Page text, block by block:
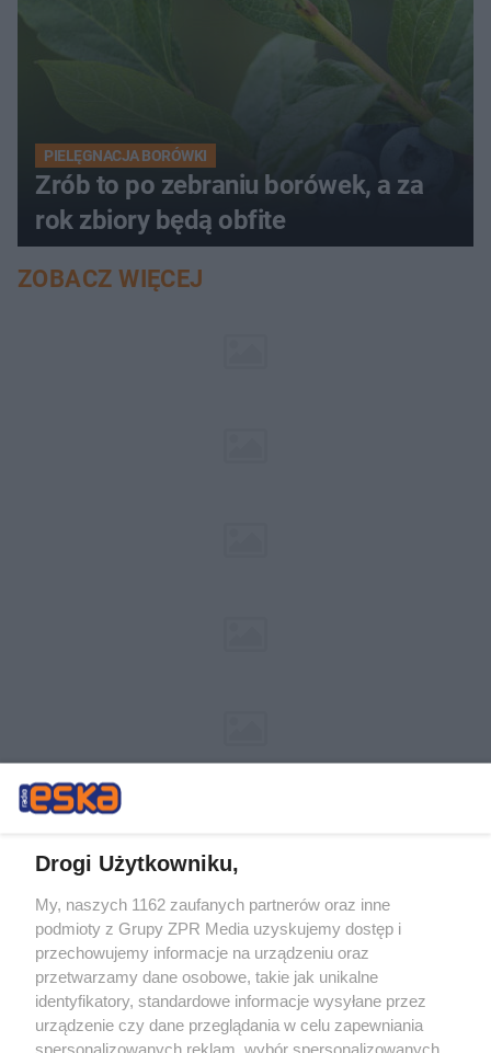
PIELĘGNACJA BORÓWKI
Zrób to po zebraniu borówek, a za
rok zbiory będą obfite
ZOBACZ WIĘCEJ
Żaden utwór zamieszczony w serwisie nie może być powielany i
rozpowszechniany lub dalej rozpowszechniany w jakikolwiek sposób (w
tym także elektroniczny lub mechaniczny) na jakimkolwiek polu
eksploatacji w jakiejkolwiek formie, włącznie z umieszczaniem w
Internecie bez pisemnej zgody właściciela praw. Jakiekolwiek użycie lub
wykorzystanie utworów w całości lub w części z naruszeniem prawa,
tzn. bez właściwej zgody, jest zabronione pod groźbą kary i może być
ścigane prawnie.
Drogi Użytkowniku,
My, naszych 1162 zaufanych partnerów oraz inne
podmioty z Grupy ZPR Media uzyskujemy dostęp i
przechowujemy informacje na urządzeniu oraz
przetwarzamy dane osobowe, takie jak unikalne
identyfikatory, standardowe informacje wysyłane przez
urządzenie czy dane przeglądania w celu zapewniania
spersonalizowanych reklam, wybór spersonalizowanych